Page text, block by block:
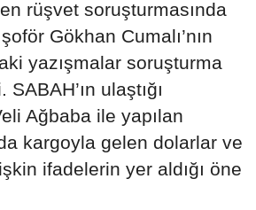
rüşvet soruşturmasında
Gökhan Cumalı’nın
yazışmalar soruşturma
ulaştığı
Ağbaba ile yapılan
kargoyla gelen dolarlar ve
ifadelerin yer aldığı öne